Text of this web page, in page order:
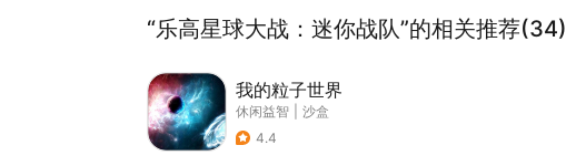
“乐高星球大战：迷你战队”的相关推荐(34)
我的粒子世界
休闲益智
沙盒
4.4